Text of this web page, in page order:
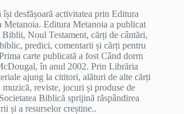
își desfășoară activitatea prin Editura
Metanoia. Editura Metanoia a publicat
Noul Testament, cărți de cântări,
predici, comentarii și cărți pentru
carte publicată a fost Când dorm
în anul 2002. Prin Librăria
ajung la cititori, alături de alte cărți
muzică, reviste, jocuri și produse de
Biblică sprijină răspândirea
și a resurselor creștine..